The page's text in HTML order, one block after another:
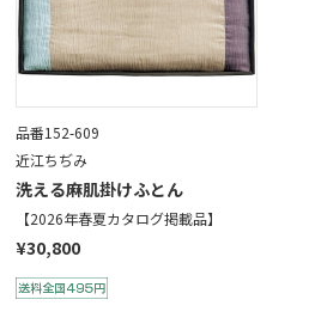
品番152-609
近江ちぢみ
洗える麻肌掛けふとん
【2026年春夏カタログ掲載品】
¥30,800